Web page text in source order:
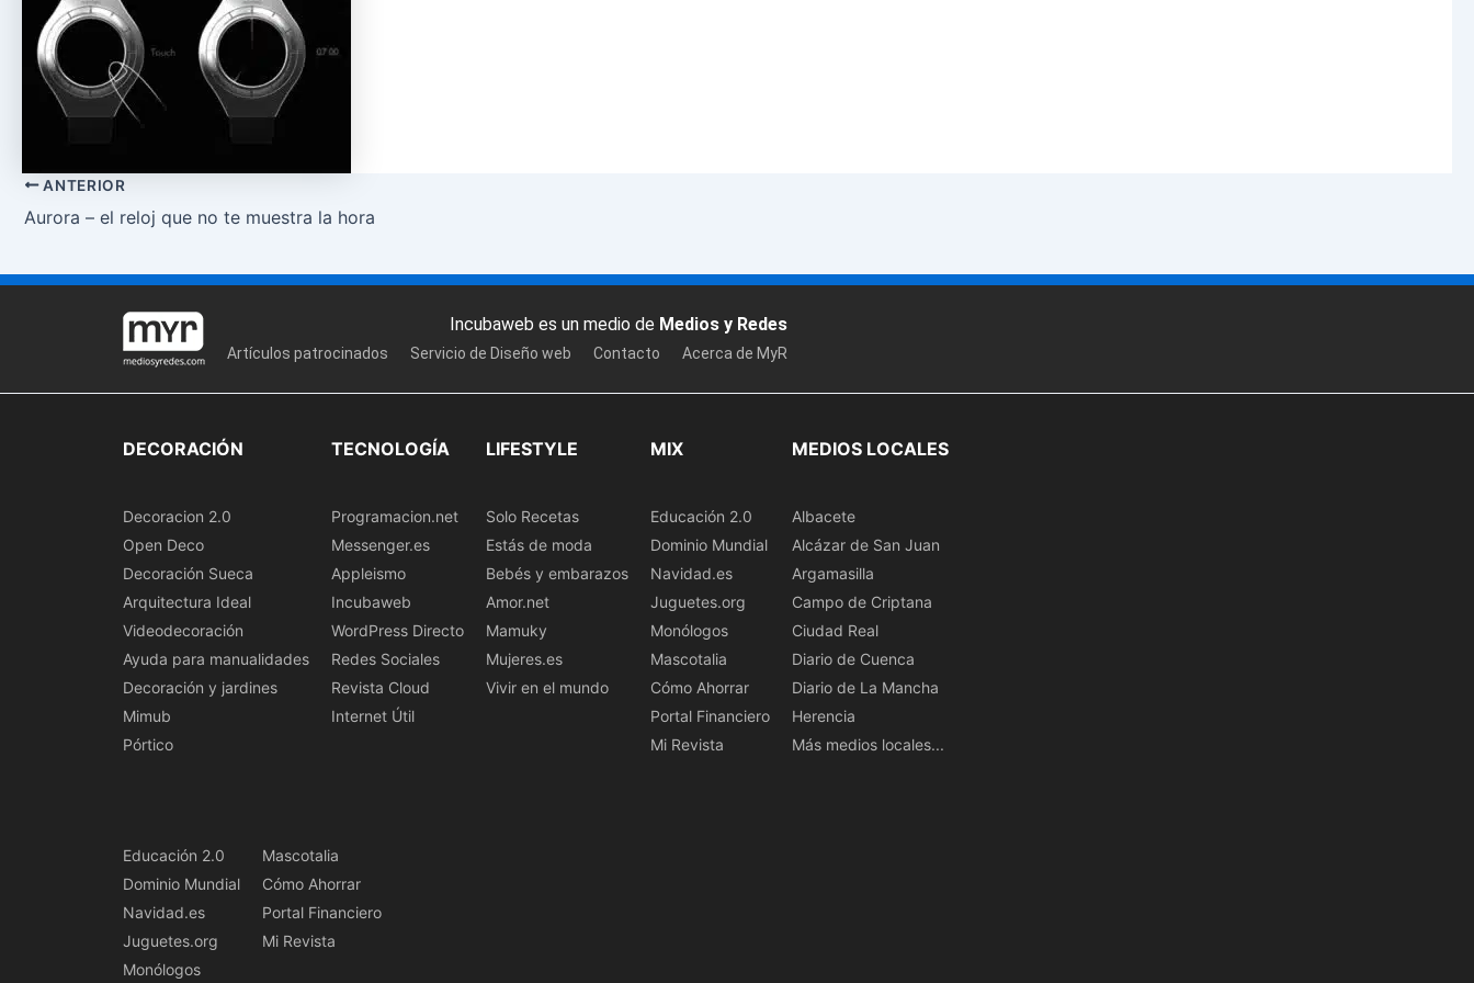
ANTERIOR
Aurora – el reloj que no te muestra la hora
Incubaweb es un medio de Medios y Redes
Artículos patrocinados Servicio de Diseño web Contacto Acerca de MyR
DECORACIÓN
Decoracion 2.0
Open Deco
Decoración Sueca
Arquitectura Ideal
Videodecoración
Ayuda para manualidades
Decoración y jardines
Mimub
Pórtico
TECNOLOGÍA
Programacion.net
Messenger.es
Appleismo
Incubaweb
WordPress Directo
Redes Sociales
Revista Cloud
Internet Útil
LIFESTYLE
Solo Recetas
Estás de moda
Bebés y embarazos
Amor.net
Mamuky
Mujeres.es
Vivir en el mundo
MIX
Educación 2.0
Dominio Mundial
Navidad.es
Juguetes.org
Monólogos
Mascotalia
Cómo Ahorrar
Portal Financiero
Mi Revista
MEDIOS LOCALES
Albacete
Alcázar de San Juan
Argamasilla
Campo de Criptana
Ciudad Real
Diario de Cuenca
Diario de La Mancha
Herencia
Más medios locales...
Educación 2.0
Dominio Mundial
Navidad.es
Juguetes.org
Monólogos
Mascotalia
Cómo Ahorrar
Portal Financiero
Mi Revista